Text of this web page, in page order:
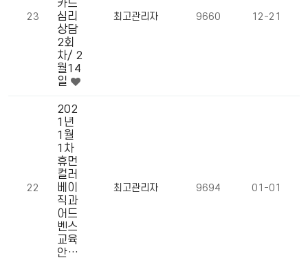
23
카드
심리
상담
2회
차/ 2
월14
일
최고관리자 9660 12-21
22
202
1년
1월
1차
휴먼
컬러
베이
직과
어드
벤스
교육
안…
최고관리자 9694 01-01